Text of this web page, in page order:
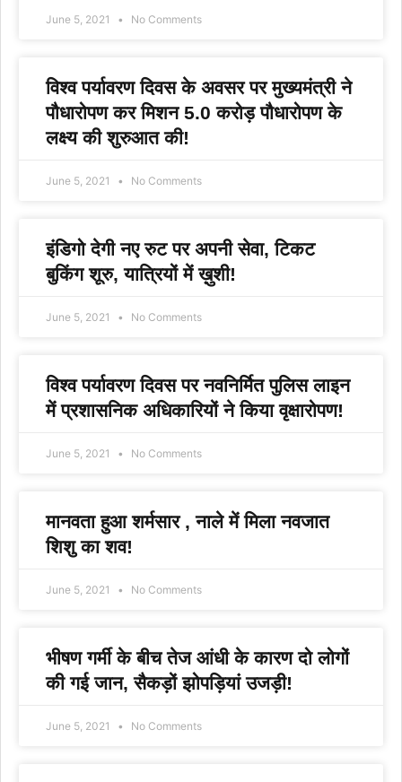
June 5, 2021 No Comments
विश्व पर्यावरण दिवस के अवसर पर मुख्यमंत्री ने
पौधारोपण कर मिशन 5.0 करोड़ पौधारोपण के
लक्ष्य की शुरुआत की!
June 5, 2021 No Comments
इंडिगो देगी नए रुट पर अपनी सेवा, टिकट
बुकिंग शूरु, यात्रियों में ख़ुशी!
June 5, 2021 No Comments
विश्व पर्यावरण दिवस पर नवनिर्मित पुलिस लाइन
में प्रशासनिक अधिकारियों ने किया वृक्षारोपण!
June 5, 2021 No Comments
मानवता हुआ शर्मसार , नाले में मिला नवजात
शिशु का शव!
June 5, 2021 No Comments
भीषण गर्मी के बीच तेज आंधी के कारण दो लोगों
की गई जान, सैकड़ों झोपड़ियां उजड़ी!
June 5, 2021 No Comments